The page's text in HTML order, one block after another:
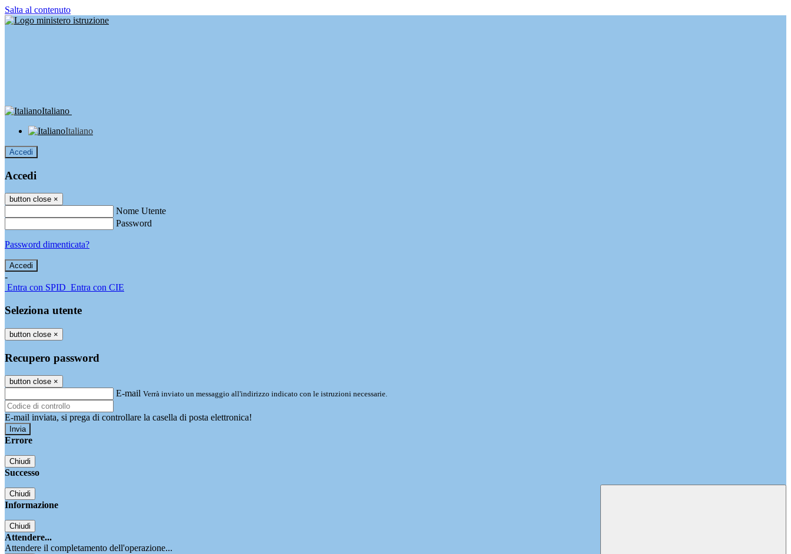
Salta al contenuto
Italiano
Italiano
Accedi
Accedi
button close ×
Nome Utente
Password
Password dimenticata?
-
Entra con SPID Entra con CIE
Seleziona utente
button close ×
Recupero password
button close ×
E-mail Verrà inviato un messaggio all'indirizzo indicato con le istruzioni necessarie.
E-mail inviata, si prega di controllare la casella di posta elettronica!
Errore
Chiudi
Successo
Chiudi
Informazione
Chiudi
Attendere...
Attendere il completamento dell'operazione...